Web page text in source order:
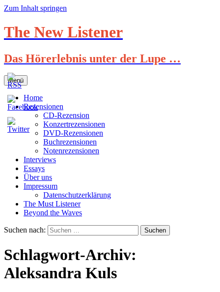
Zum Inhalt springen
The New Listener
Das Hörerlebnis unter der Lupe …
Menü
Home
Rezensionen
CD-Rezension
Konzertrezensionen
DVD-Rezensionen
Buchrezensionen
Notenrezensionen
Interviews
Essays
Über uns
Impressum
Datenschutzerklärung
The Must Listener
Beyond the Waves
Suchen nach:
Schlagwort-Archiv:
Aleksandra Kuls